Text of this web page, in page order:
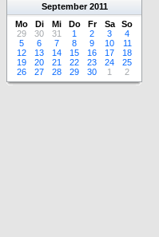
September 2011
Mo
Di Mi Do Fr Sa
So
29
30 31 1 2 3
4
5
6 7 8 9 10
11
12
13 14 15 16 17
18
19
20 21 22 23 24
25
26
27 28 29 30 1 2